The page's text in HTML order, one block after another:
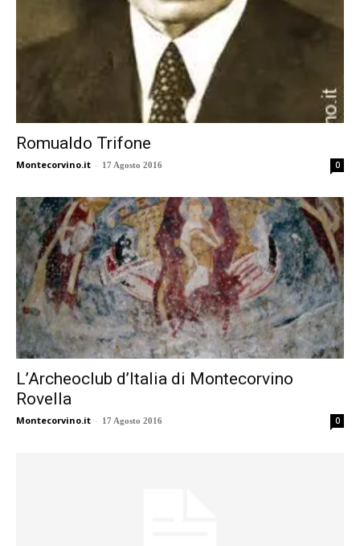
Romualdo Trifone
Montecorvino.it - 17 Agosto 2016 0
L’Archeoclub d’Italia di Montecorvino
Rovella
Montecorvino.it - 17 Agosto 2016 0